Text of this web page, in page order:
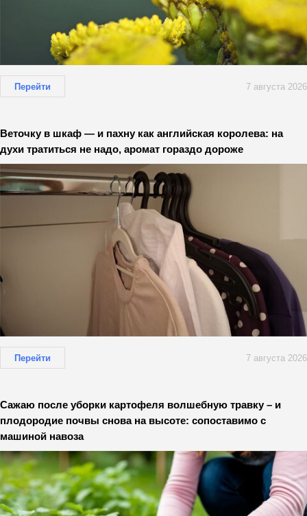
Перейти 7 августа 2026
Веточку в шкаф — и пахну как английская королева: на
духи тратиться не надо, аромат гораздо дороже
Перейти 7 августа 2026
Сажаю после уборки картофеля волшебную травку – и
плодородие почвы снова на высоте: сопоставимо с
машиной навоза